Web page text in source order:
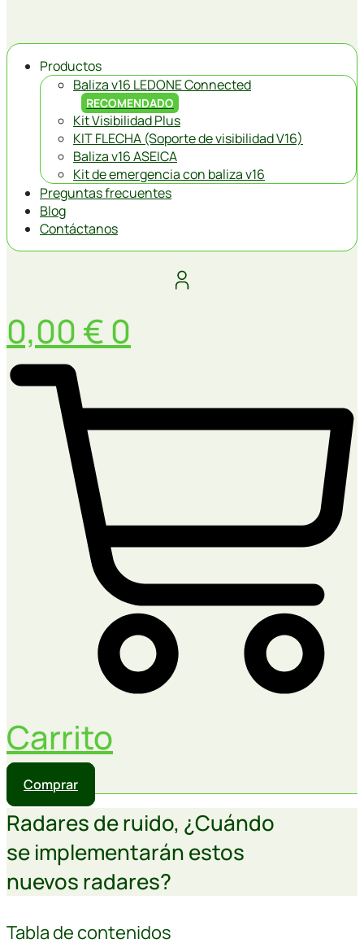
Productos
Baliza v16 LEDONE Connected
RECOMENDADO
Kit Visibilidad Plus
KIT FLECHA (Soporte de visibilidad V16)
Baliza v16 ASEICA
Kit de emergencia con baliza v16
Preguntas frecuentes
Blog
Contáctanos
0,00 € 0
Carrito
Comprar
Radares de ruido, ¿Cuándo
se implementarán estos
nuevos radares?
Tabla de contenidos